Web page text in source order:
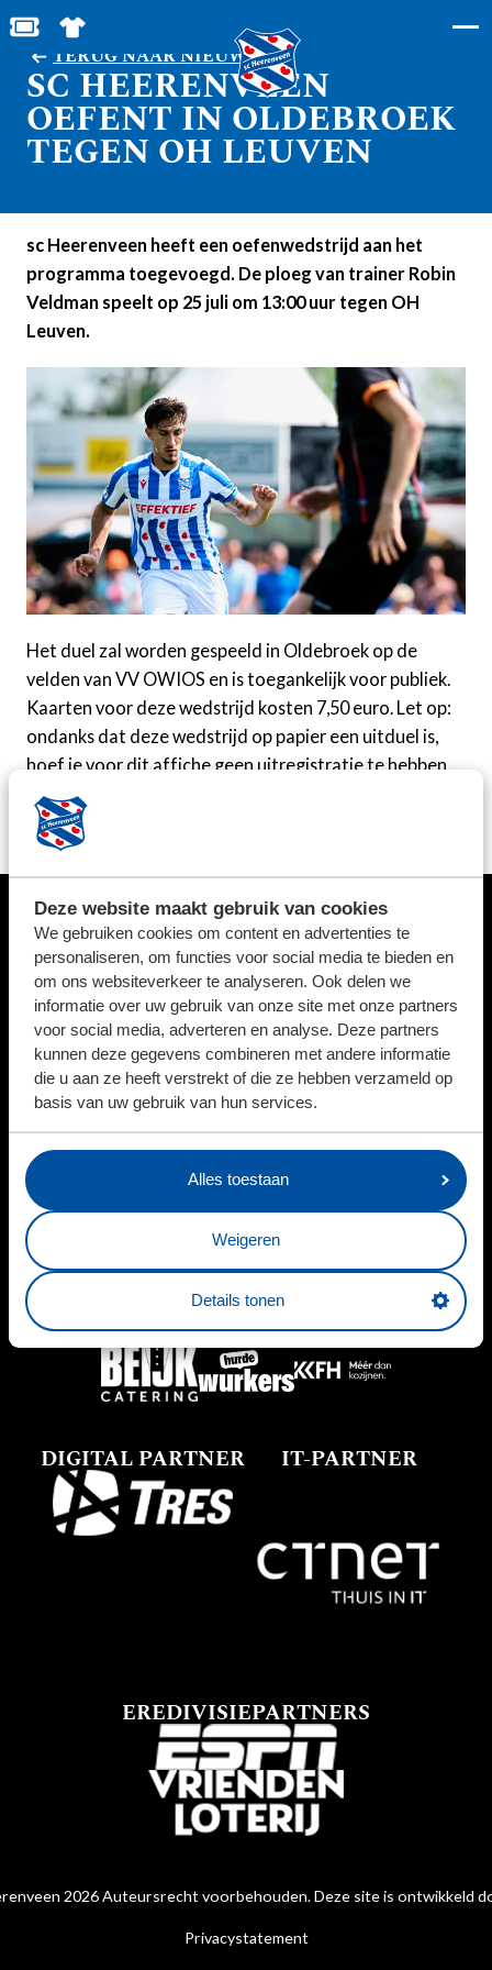
Deze website maakt gebruik van cookies
We gebruiken cookies om content en advertenties te
personaliseren, om functies voor social media te bieden en
om ons websiteverkeer te analyseren. Ook delen we
informatie over uw gebruik van onze site met onze partners
voor social media, adverteren en analyse. Deze partners
kunnen deze gegevens combineren met andere informatie
die u aan ze heeft verstrekt of die ze hebben verzameld op
basis van uw gebruik van hun services.
Alles toestaan
Weigeren
Details tonen
BESTEL JOUW TICKETS
SHOP IN DE FEANSTORE
TERUG NAAR NIEUWS
SC HEERENVEEN
OEFENT IN OLDEBROEK
TEGEN OH LEUVEN
sc Heerenveen heeft een oefenwedstrijd aan het
programma toegevoegd. De ploeg van trainer Robin
Veldman speelt op 25 juli om 13:00 uur tegen OH
Leuven.
Het duel zal worden gespeeld in Oldebroek op de
velden van VV OWIOS en is toegankelijk voor publiek.
Kaarten voor deze wedstrijd kosten 7,50 euro. Let op:
ondanks dat deze wedstrijd op papier een uitduel is,
hoef je voor dit affiche geen uitregistratie te hebben.
BESTEL HIER JE KAARTEN
HOOFDSPONSOR
BUSINESSPARTNERS
PARTNERS
DIGITAL PARTNER IT-PARTNER
EREDIVISIEPARTNERS
2026 Auteursrecht voorbehouden. Deze site is ontwikkeld
Privacystatement